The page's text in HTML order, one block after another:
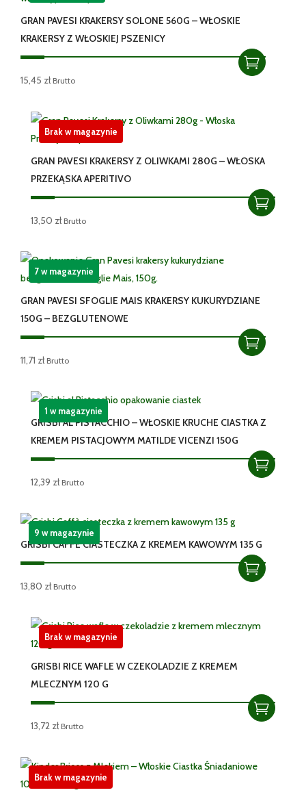
GRAN PAVESI KRAKERSY SOLONE 560G – WŁOSKIE
KRAKERSY Z WŁOSKIEJ PSZENICY
15,45 zł Brutto
GRAN PAVESI KRAKERSY Z OLIWKAMI 280G – WŁOSKA
PRZEKĄSKA APERITIVO
13,50 zł Brutto
Brak w magazynie
GRAN PAVESI SFOGLIE MAIS KRAKERSY KUKURYDZIANE
150G – BEZGLUTENOWE
11,71 zł Brutto
7 w magazynie
GRISBI AL PISTACCHIO – WŁOSKIE KRUCHE CIASTKA Z
KREMEM PISTACJOWYM MATILDE VICENZI 150G
12,39 zł Brutto
1 w magazynie
GRISBI CAFFÈ CIASTECZKA Z KREMEM KAWOWYM 135 G
13,80 zł Brutto
9 w magazynie
GRISBI RICE WAFLE W CZEKOLADZIE Z KREMEM
MLECZNYM 120 G
13,72 zł Brutto
Brak w magazynie
Brak w magazynie